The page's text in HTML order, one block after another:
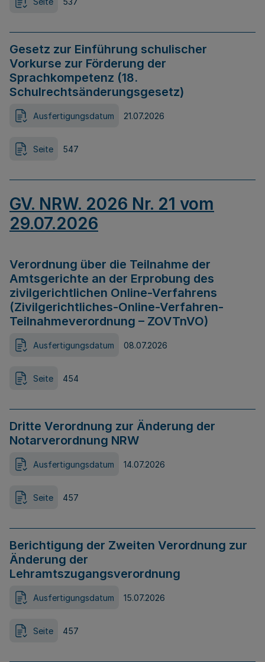
Gesetz zur Einführung schulischer
Vorkurse zur Förderung der
Sprachkompetenz (18.
Schulrechtsänderungsgesetz)
Ausfertigungsdatum 21.07.2026
Seite 547
GV. NRW. 2026 Nr. 21 vom
29.07.2026
Verordnung über die Teilnahme der
Amtsgerichte an der Erprobung des
zivilgerichtlichen Online-Verfahrens
(Zivilgerichtliches-Online-Verfahren-
Teilnahmeverordnung – ZOVTnVO)
Ausfertigungsdatum 08.07.2026
Seite 454
Dritte Verordnung zur Änderung der
Notarverordnung NRW
Ausfertigungsdatum 14.07.2026
Seite 457
Berichtigung der Zweiten Verordnung zur
Änderung der
Lehramtszugangsverordnung
Ausfertigungsdatum 15.07.2026
Seite 457